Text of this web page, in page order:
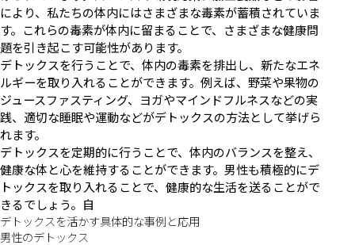
により、私たちの体内にはさまざまな毒素が蓄積されていま
す。これらの毒素が体内に留まることで、さまざまな健康問
題を引き起こす可能性があります。
デトックスを行うことで、体内の毒素を排出し、新たなエネ
ルギーを取り入れることができます。例えば、野菜や果物の
ジュースファスティング、ヨガやマインドフルネスなどの実
践、適切な睡眠や運動などがデトックスの方法として挙げら
れます。
デトックスを定期的に行うことで、体内のバランスを整え、
健康な体と心を維持することができます。男性も積極的にデ
トックスを取り入れることで、健康的な生活を送ることがで
きるでしょう。自
デトックスを活かす具体的な事例と応用
男性のデトックス